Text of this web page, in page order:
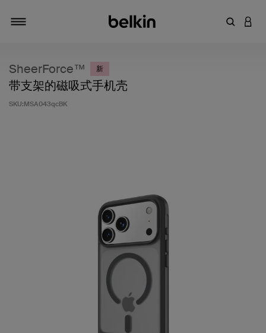
输入关键
登录
SheerForce™ 新
带支架的磁吸式手机壳
SKU:MSA043qcBK